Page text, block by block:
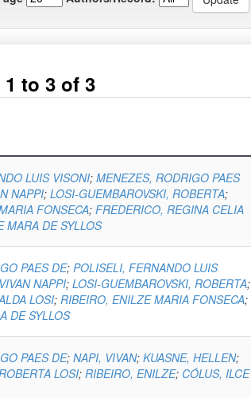
to 3 of 3
LUIS VISONI; MENEZES, RODRIGO PAES
NAPPI; LOSI-GUEMBAROVSKI, ROBERTA;
FONSECA; FREDERICO, REGINA CELIA
MARA DE SYLLOS
PAES DE; POLISELI, FERNANDO LUIS
NAPPI; LOSI-GUEMBAROVSKI, ROBERTA;
LOSI; RIBEIRO, ENILZE MARIA FONSECA;
DE SYLLOS
PAES DE; NAPI, VIVAN; KUASNE, HELLEN;
LOSI; RIBEIRO, ENILZE; CÓLUS, ILCE